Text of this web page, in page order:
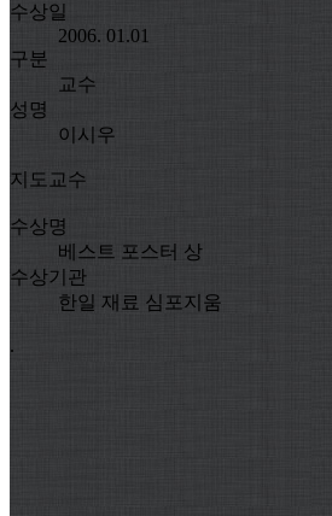
수상일
2006. 01.01
구분
교수
성명
이시우
지도교수
수상명
베스트 포스터 상
수상기관
한일 재료 심포지움
.